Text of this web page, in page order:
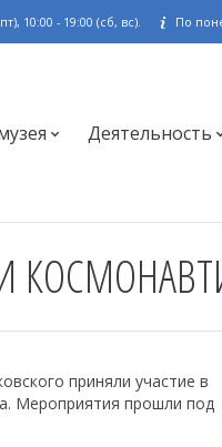
10:00 - 19:00 (сб, вс). По
Деятельность
приняли участие в
Мероприятия прошли под